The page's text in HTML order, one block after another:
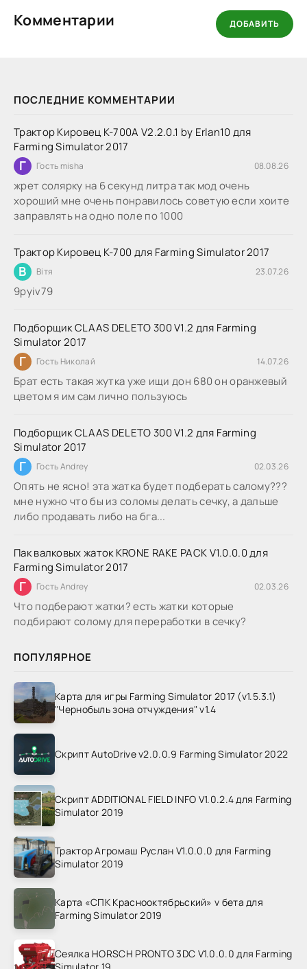
ПОСЛЕДНИЕ КОММЕНТАРИИ
Трактор Кировец К-700А V2.2.0.1 by Erlan10 для
Farming Simulator 2017
Г Гость misha 08.08.26
жрет солярку на 6 секунд литра так мод очень
хороший мне очень понравилось советую если хоите
заправлять на одно поле по 1000
Трактор Кировец К-700 для Farming Simulator 2017
В Вітя 23.07.26
9руіv79
Подборщик CLAAS DELETO 300 V1.2 для Farming
Simulator 2017
Г Гость Николай 14.07.26
Брат есть такая жутка уже ищи дон 680 он оранжевый
цветом я им сам лично пользуюсь
Подборщик CLAAS DELETO 300 V1.2 для Farming
Simulator 2017
Г Гость Andrey 02.03.26
Опять не ясно! эта жатка будет подберать салому???
мне нужно что бы из соломы делать сечку, а дальше
либо продавать либо на бга...
Пак валковых жаток KRONE RAKE PACK V1.0.0.0 для
Farming Simulator 2017
Г Гость Andrey 02.03.26
Что подберают жатки? есть жатки которые
подбирают солому для переработки в сечку?
Комментарии ДОБАВИТЬ
ПОПУЛЯРНОЕ
Карта для игры Farming Simulator 2017 (v1.5.3.1)
"Чернобыль зона отчуждения" v1.4
Скрипт AutoDrive v2.0.0.9 Farming Simulator 2022
Скрипт ADDITIONAL FIELD INFO V1.0.2.4 для Farming
Simulator 2019
Трактор Агромаш Руслан V1.0.0.0 для Farming
Simulator 2019
Карта «СПК Краснооктябрьский» v бета для
Farming Simulator 2019
Сеялка HORSCH PRONTO 3DC V1.0.0.0 для Farming
Simulator 19